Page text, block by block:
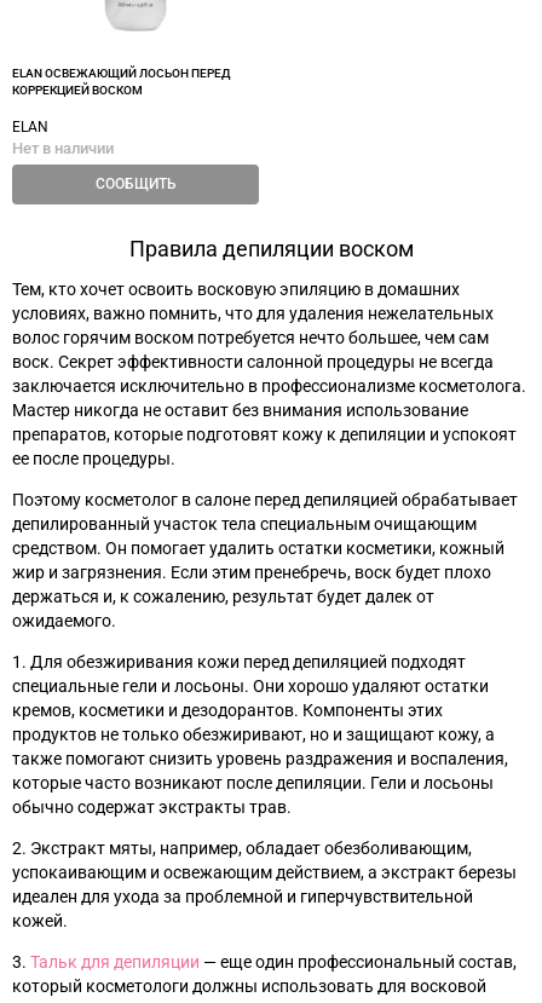
ELAN ОСВЕЖАЮЩИЙ ЛОСЬОН ПЕРЕД
КОРРЕКЦИЕЙ ВОСКОМ
ELAN
Нет в наличии
СООБЩИТЬ
Правила депиляции воском
Тем, кто хочет освоить восковую эпиляцию в домашних
условиях, важно помнить, что для удаления нежелательных
волос горячим воском потребуется нечто большее, чем сам
воск. Секрет эффективности салонной процедуры не всегда
заключается исключительно в профессионализме косметолога.
Мастер никогда не оставит без внимания использование
препаратов, которые подготовят кожу к депиляции и успокоят
ее после процедуры.
Поэтому косметолог в салоне перед депиляцией обрабатывает
депилированный участок тела специальным очищающим
средством. Он помогает удалить остатки косметики, кожный
жир и загрязнения. Если этим пренебречь, воск будет плохо
держаться и, к сожалению, результат будет далек от
ожидаемого.
1. Для обезжиривания кожи перед депиляцией подходят
специальные гели и лосьоны. Они хорошо удаляют остатки
кремов, косметики и дезодорантов. Компоненты этих
продуктов не только обезжиривают, но и защищают кожу, а
также помогают снизить уровень раздражения и воспаления,
которые часто возникают после депиляции. Гели и лосьоны
обычно содержат экстракты трав.
2. Экстракт мяты, например, обладает обезболивающим,
успокаивающим и освежающим действием, а экстракт березы
идеален для ухода за проблемной и гиперчувствительной
кожей.
3. Тальк для депиляции —еще один профессиональный состав,
который косметологи должны использовать для восковой